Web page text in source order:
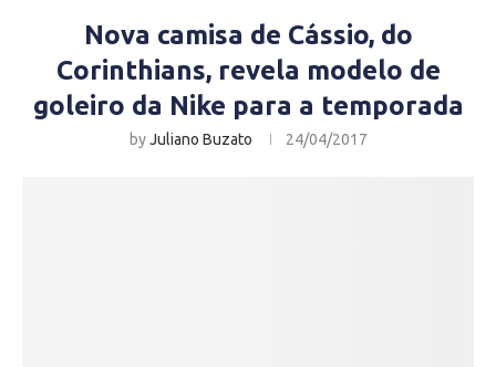
Nova camisa de Cássio, do
Corinthians, revela modelo de
goleiro da Nike para a temporada
byJuliano Buzato 24/04/2017